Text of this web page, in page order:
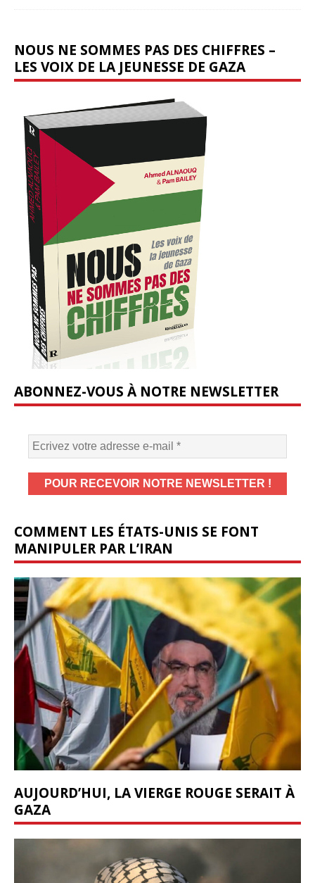
NOUS NE SOMMES PAS DES CHIFFRES –
LES VOIX DE LA JEUNESSE DE GAZA
ABONNEZ-VOUS À NOTRE NEWSLETTER
COMMENT LES ÉTATS-UNIS SE FONT
MANIPULER PAR L’IRAN
AUJOURD’HUI, LA VIERGE ROUGE SERAIT À
GAZA